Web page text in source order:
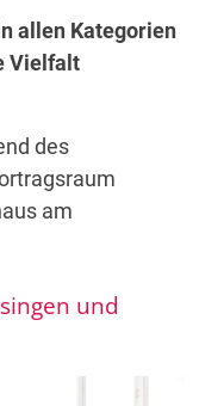
allen Kategorien
Vielfalt
des
am
und